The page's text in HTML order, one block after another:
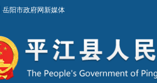
岳阳市政府网新媒体